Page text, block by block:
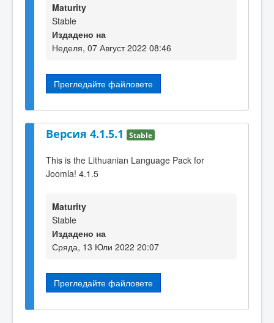
Maturity
Stable
Издадено на
Неделя, 07 Август 2022 08:46
Прегледайте файловете
Версия 4.1.5.1 Stable
This is the Lithuanian Language Pack for
Joomla! 4.1.5
Maturity
Stable
Издадено на
Сряда, 13 Юли 2022 20:07
Прегледайте файловете